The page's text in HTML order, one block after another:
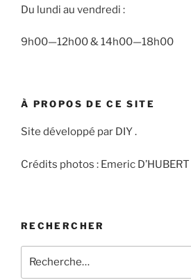
Du lundi au vendredi :
9h00—12h00 & 14h00—18h00
À PROPOS DE CE SITE
Site développé par DIY .
Crédits photos : Emeric D’HUBERT
RECHERCHER
pour